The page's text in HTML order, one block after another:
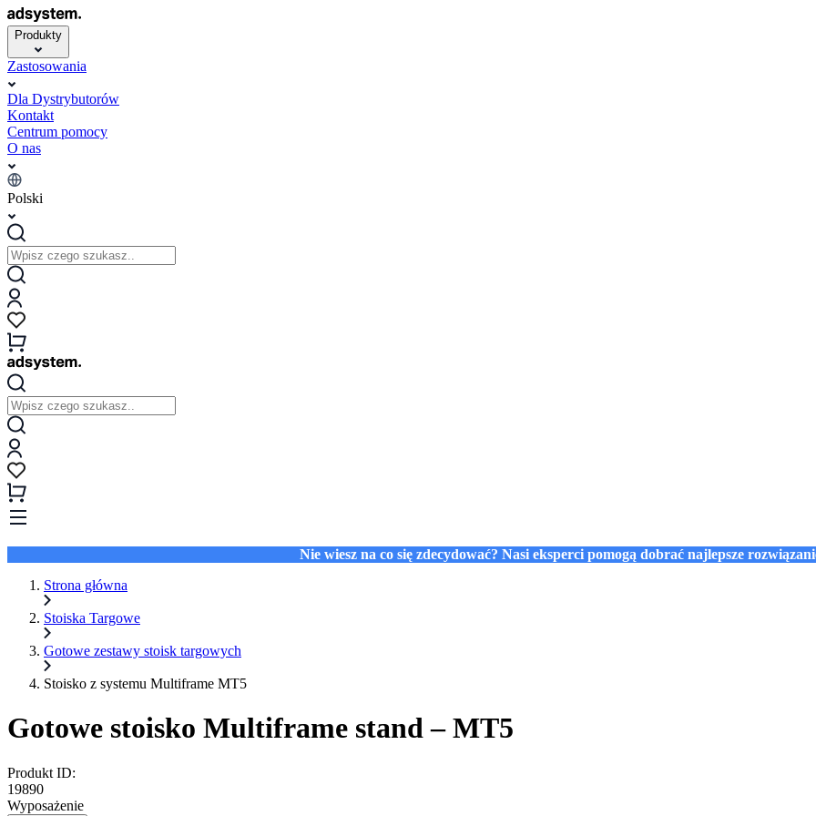
Produkty
Zastosowania
Dla Dystrybutorów
Kontakt
Centrum pomocy
O nas
Polski
Nie wiesz na co się zdecydować? Nasi eksperci pomogą dobrać najlepsze
Strona główna
Stoiska Targowe
Gotowe zestawy stoisk targowych
Stoisko z systemu Multiframe MT5
Gotowe stoisko Multiframe stand – MT5
Produkt ID:
19890
Wyposażenie